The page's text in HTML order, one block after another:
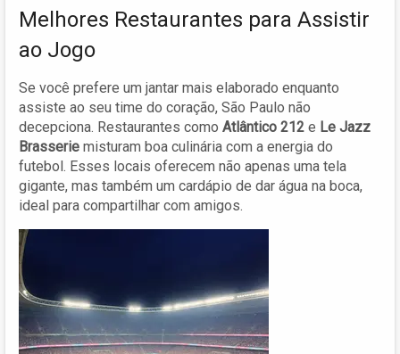
Melhores Restaurantes para Assistir
ao Jogo
Se você prefere um jantar mais elaborado enquanto
assiste ao seu time do coração, São Paulo não
decepciona. Restaurantes como Atlântico 212 e Le Jazz
Brasserie misturam boa culinária com a energia do
futebol. Esses locais oferecem não apenas uma tela
gigante, mas também um cardápio de dar água na boca,
ideal para compartilhar com amigos.